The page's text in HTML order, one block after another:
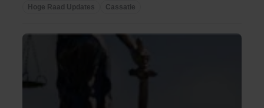
rekening worden ...
Hoge Raad Updates Cassatie